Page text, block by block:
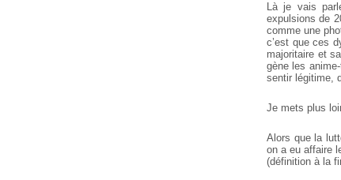
Là je vais
expulsions de
comme une
c’est que ces
majoritaire et
gène les
sentir légitime,
Je mets plus
Alors que la
on a eu affaire
(définition à la